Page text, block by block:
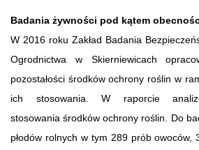
Badania żywności pod kątem
W 2016 roku Zakład Badania
Ogrodnictwa w Skierniewicach
pozostałości środków ochrony roślin w
ich stosowania. W raporcie
stosowania środków ochrony roślin. Do
płodów rolnych w tym 289 prób owoców,